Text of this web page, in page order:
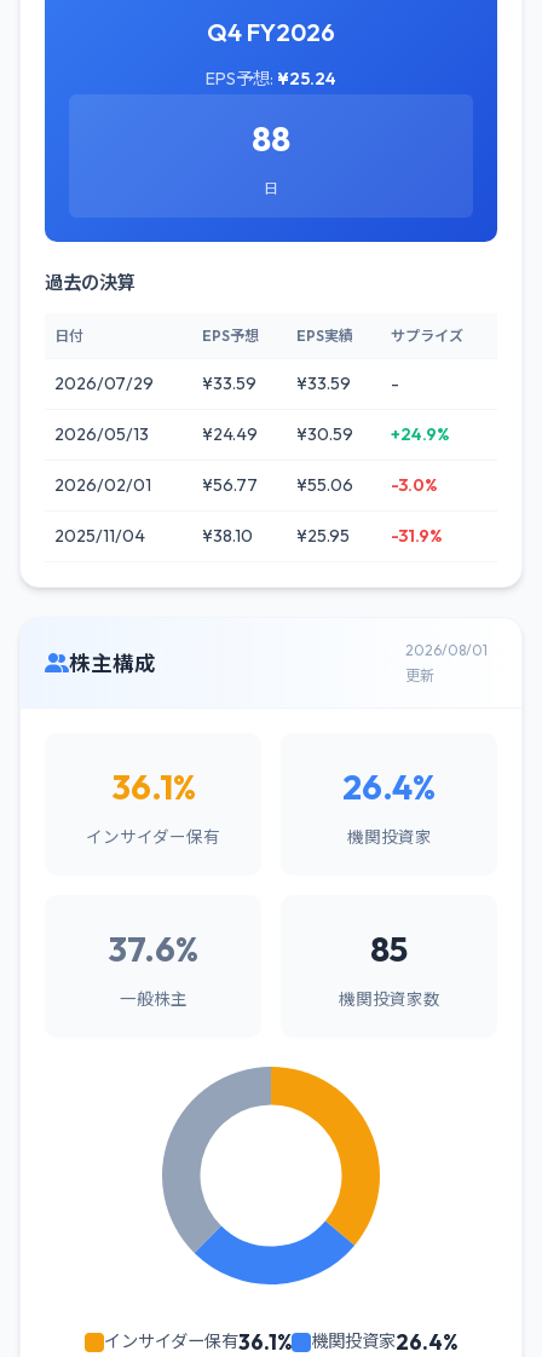
Q4 FY2026
EPS予想: ¥25.24
88
日
過去の決算
日付 EPS予想 EPS実績 サプライズ
2026/07/29 ¥33.59 ¥33.59 -
2026/05/13 ¥24.49 ¥30.59 +24.9%
2026/02/01 ¥56.77 ¥55.06 -3.0%
2025/11/04 ¥38.10 ¥25.95 -31.9%
株主構成
2026/08/01
更新
36.1%
インサイダー保有
26.4%
機関投資家
37.6%
一般株主
85
機関投資家数
インサイダー保有36.1% 機関投資家26.4%